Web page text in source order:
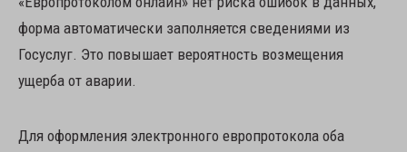
форма автоматически заполняется сведениями из
Госуслуг. Это повышает вероятность возмещения
ущерба от аварии.
Для оформления электронного европротокола оба